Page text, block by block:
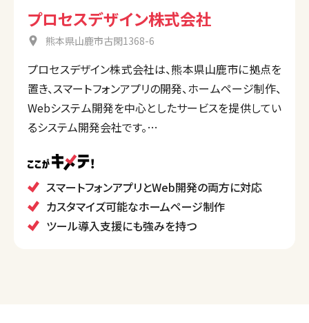
プロセスデザイン株式会社
熊本県山鹿市古閑1368-6
プロセスデザイン株式会社は、熊本県山鹿市に拠点を
置き、スマートフォンアプリの開発、ホームページ制作、
Webシステム開発を中心としたサービスを提供してい
るシステム開発会社です。
ITツールの導入支援にも強みを持っています。
また、顧客ニーズに合わせたバックオフィスツールや業
務効率化ツールの開発も行っており、地域ビジネスの
技術的支援を重視しています。高い技術力と迅速な対
スマートフォンアプリとWeb開発の両方に対応
カスタマイズ可能なホームページ制作
ツール導入支援にも強みを持つ